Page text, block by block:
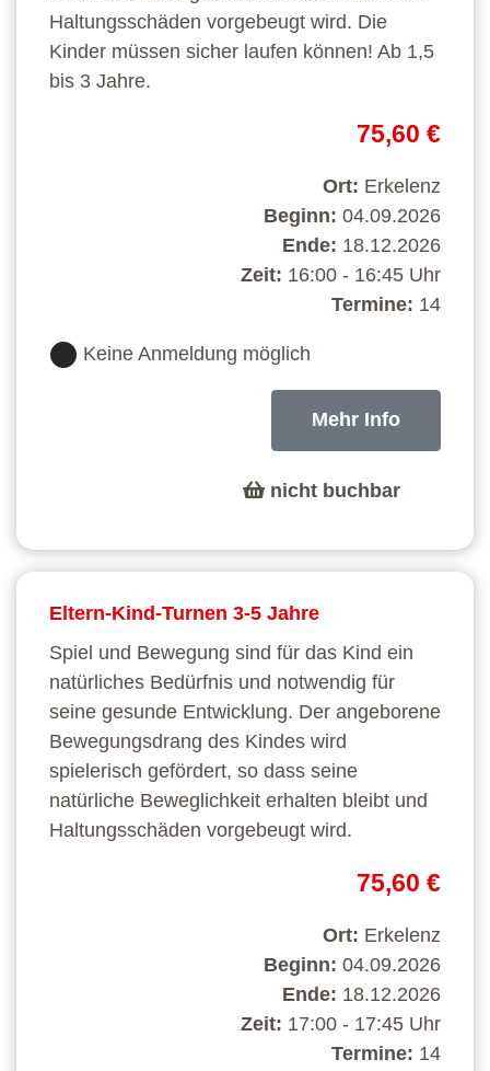
Haltungsschäden vorgebeugt wird. Die
Kinder müssen sicher laufen können! Ab 1,5
bis 3 Jahre.
75,60 €
Ort: Erkelenz
Beginn: 04.09.2026
Ende: 18.12.2026
Zeit: 16:00 - 16:45 Uhr
Termine: 14
Keine Anmeldung möglich
Mehr Info
nicht buchbar
Eltern-Kind-Turnen 3-5 Jahre
Spiel und Bewegung sind für das Kind ein
natürliches Bedürfnis und notwendig für
seine gesunde Entwicklung. Der angeborene
Bewegungsdrang des Kindes wird
spielerisch gefördert, so dass seine
natürliche Beweglichkeit erhalten bleibt und
Haltungsschäden vorgebeugt wird.
75,60 €
Ort: Erkelenz
Beginn: 04.09.2026
Ende: 18.12.2026
Zeit: 17:00 - 17:45 Uhr
Termine: 14